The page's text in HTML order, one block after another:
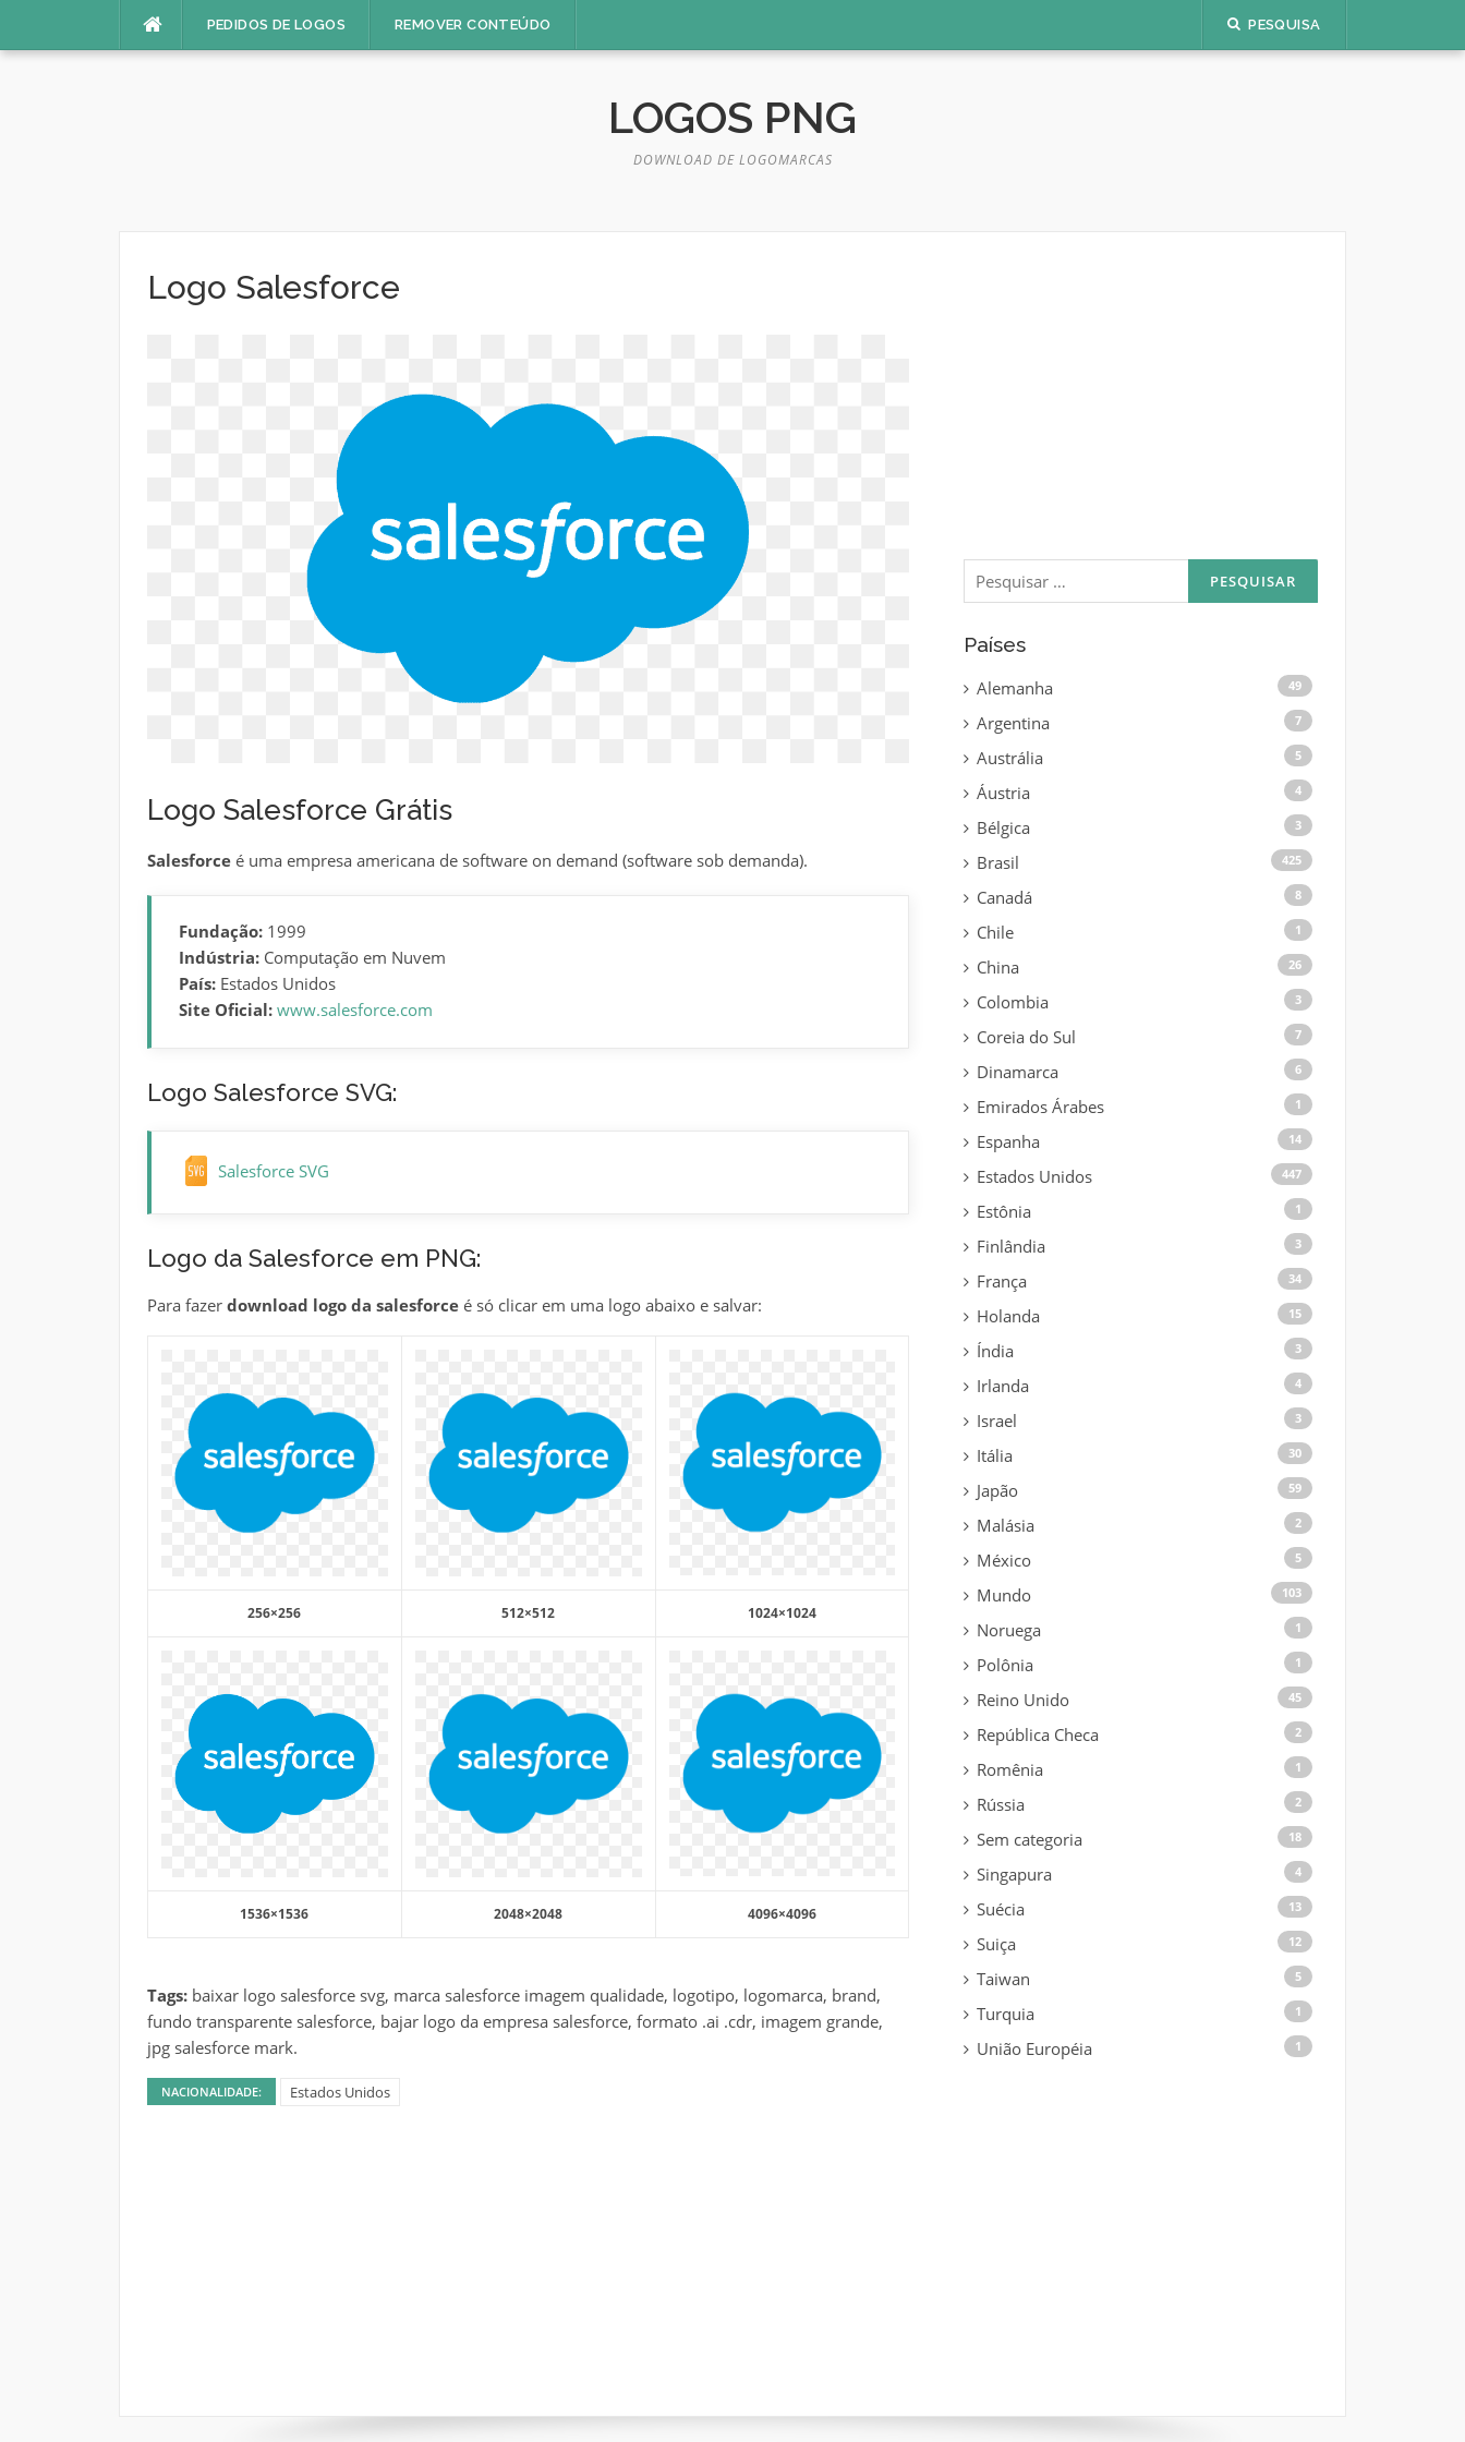
PEDIDOS DE LOGOS REMOVER CONTEÚDO PESQUISA
LOGOS PNG
DOWNLOAD DE LOGOMARCAS
Logo Salesforce
Logo Salesforce Grátis
Salesforceé uma empresa americana de software on demand (software sob demanda).
Fundação:1999
Indústria:Computação em Nuvem
País:Estados Unidos
Site Oficial: www.salesforce.com
Logo Salesforce SVG:
Salesforce SVG
Logo da Salesforce em PNG:
Para fazer download logo da salesforceé só clicar em uma logo abaixo e salvar:
256×256 512×512 1024×1024
1536×1536 2048×2048 4096×4096
Tags: baixar logo salesforce svg, marca salesforce imagem qualidade, logotipo, logomarca, brand,
fundo transparente salesforce, bajar logo da empresa salesforce, formato .ai .cdr, imagem grande,
jpg salesforce mark.
NACIONALIDADE: Estados Unidos
Pesquisar
por:
Países
Alemanha 49
Argentina 7
Austrália 5
Áustria 4
Bélgica 3
Brasil 425
Canadá 8
Chile 1
China 26
Colombia 3
Coreia do Sul 7
Dinamarca 6
Emirados Árabes 1
Espanha 14
Estados Unidos 447
Estônia 1
Finlândia 3
França 34
Holanda 15
Índia 3
Irlanda 4
Israel 3
Itália 30
Japão 59
Malásia 2
México 5
Mundo 103
Noruega 1
Polônia 1
Reino Unido 45
República Checa 2
Romênia 1
Rússia 2
Sem categoria 18
Singapura 4
Suécia 13
Suiça 12
Taiwan 5
Turquia 1
União Européia 1